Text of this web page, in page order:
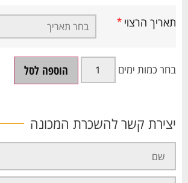
תאריך הרצוי *
הוספה לסל
יצירת קשר להשכרת המכונה